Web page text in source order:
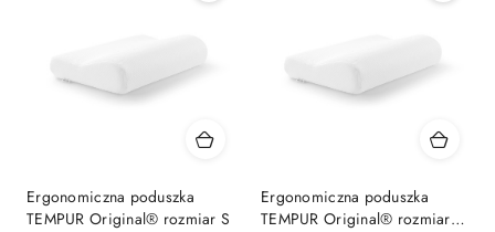
Ergonomiczna poduszka
TEMPUR Original® rozmiar S
Ergonomiczna poduszka
TEMPUR Original® rozmiar